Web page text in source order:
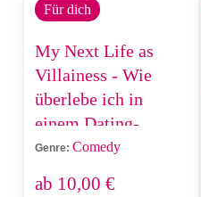
Für dich
My Next Life as
Villainess - Wie
überlebe ich in
einem Dating-
Game?
Genre: Comedy
ab 10,00 €